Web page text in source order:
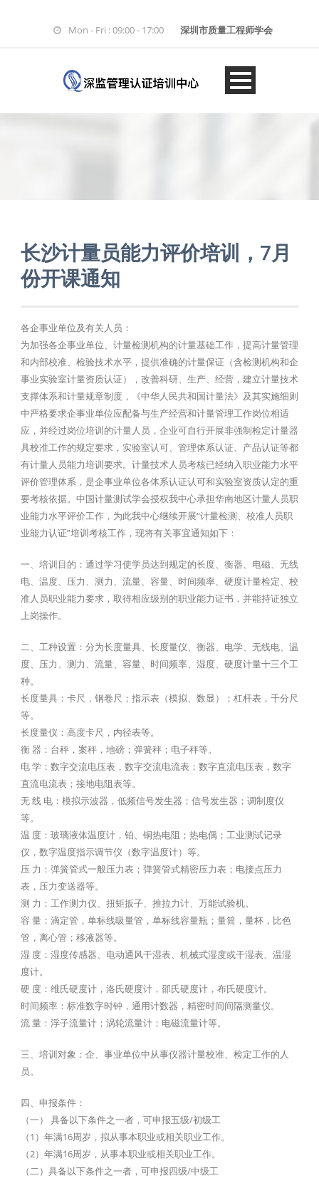
Mon - Fri : 09:00 - 17:00 深圳市质量工程师学会
长沙计量员能力评价培训，7月
份开课通知
各企事业单位及有关人员：
为加强各企事业单位、计量检测机构的计量基础工作，提高计量管理
和内部校准、检验技术水平，提供准确的计量保证（含检测机构和企
事业实验室计量资质认证），改善科研、生产、经营，建立计量技术
支撑体系和计量规章制度，《中华人民共和国计量法》及其实施细则
中严格要求企事业单位应配备与生产经营和计量管理工作岗位相适
应，并经过岗位培训的计量人员，企业可自行开展非强制检定计量器
具校准工作的规定要求，实验室认可、管理体系认证、产品认证等都
有计量人员能力培训要求。计量技术人员考核已经纳入职业能力水平
评价管理体系，是企事业单位各体系认证认可和实验室资质认定的重
要考核依据。中国计量测试学会授权我中心承担华南地区计量人员职
业能力水平评价工作，为此我中心继续开展“计量检测、校准人员职
业能力认证”培训考核工作，现将有关事宜通知如下：
一、培训目的：通过学习使学员达到规定的长度、衡器、电磁、无线
电、温度、压力、测力、流量、容量、时间频率、硬度计量检定、校
准人员职业能力要求，取得相应级别的职业能力证书，并能持证独立
上岗操作。
二、工种设置：分为长度量具、长度量仪、衡器、电学、无线电、温
度、压力、测力、流量、容量、时间频率、湿度、硬度计量十三个工
种。
长度量具：卡尺，钢卷尺；指示表（模拟、数显）；杠杆表，千分尺
等。
长度量仪：高度卡尺，内径表等。
衡 器：台秤，案秤，地磅；弹簧秤；电子秤等。
电 学：数字交流电压表，数字交流电流表；数字直流电压表，数字
直流电流表；接地电阻表等。
无 线 电：模拟示波器，低频信号发生器；信号发生器；调制度仪
等。
温 度：玻璃液体温度计，铂、铜热电阻；热电偶；工业测试记录
仪，数字温度指示调节仪（数字温度计）等。
压 力：弹簧管式一般压力表；弹簧管式精密压力表；电接点压力
表，压力变送器等。
测 力：工作测力仪、扭矩扳子、推拉力计、万能试验机。
容 量：滴定管，单标线吸量管，单标线容量瓶；量筒，量杯，比色
管，离心管；移液器等。
湿 度：湿度传感器、电动通风干湿表、机械式湿度或干湿表、温湿
度计。
硬 度：维氏硬度计，洛氏硬度计，邵氏硬度计，布氏硬度计。
时间频率：标准数字时钟，通用计数器，精密时间间隔测量仪。
流 量：浮子流量计；涡轮流量计；电磁流量计等。
三、培训对象：企、事业单位中从事仪器计量校准、检定工作的人
员。
四、申报条件：
（一） 具备以下条件之一者，可申报五级/初级工
（1）年满16周岁，拟从事本职业或相关职业工作。
（2）年满16周岁，从事本职业或相关职业工作。
（二）具备以下条件之一者，可申报四级/中级工